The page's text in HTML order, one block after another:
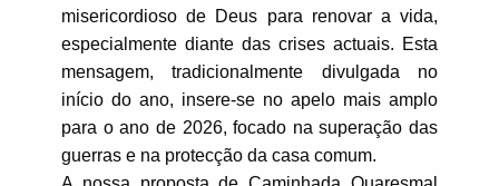
misericordioso de Deus para renovar a vida,
especialmente diante das crises actuais. Esta
mensagem, tradicionalmente divulgada no
início do ano, insere-se no apelo mais amplo
para o ano de 2026, focado na superação das
guerras e na protecção da casa comum.